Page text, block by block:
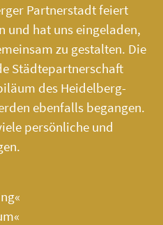
Partnerstadt feiert
und hat uns eingeladen,
zu gestalten. Die
Städtepartnerschaft
des Heidelberg-
ebenfalls begangen.
persönliche und